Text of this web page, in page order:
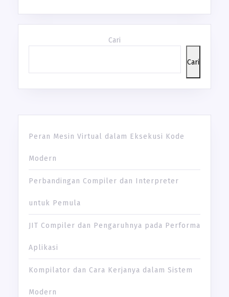
Cari
Cari
Peran Mesin Virtual dalam Eksekusi Kode
Modern
Perbandingan Compiler dan Interpreter
untuk Pemula
JIT Compiler dan Pengaruhnya pada Performa
Aplikasi
Kompilator dan Cara Kerjanya dalam Sistem
Modern